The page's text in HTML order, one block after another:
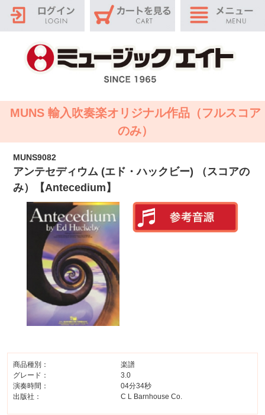
MUNS 輸入吹奏楽オリジナル作品（フルスコア
のみ）
MUNS9082
アンテセディウム (エド・ハックビー) （スコアの
み）【Antecedium】
商品種別：
楽譜
グレード：
3.0
演奏時間：
04分34秒
出版社：
C L Barnhouse Co.